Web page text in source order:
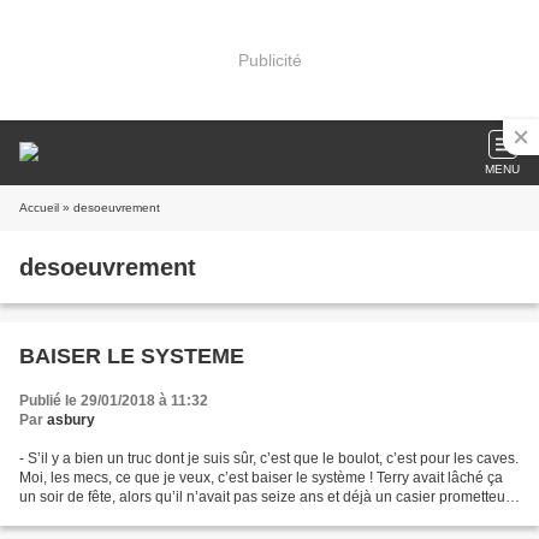
Publicité
MENU
Accueil » desoeuvrement
desoeuvrement
BAISER LE SYSTEME
Publié le 29/01/2018 à 11:32
Par asbury
- S’il y a bien un truc dont je suis sûr, c’est que le boulot, c’est pour les caves.
Moi, les mecs, ce que je veux, c’est baiser le système ! Terry avait lâché ça
un soir de fête, alors qu’il n’avait pas seize ans et déjà un casier prometteur.